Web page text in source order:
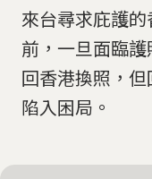
來台尋求庇護
前，一旦面臨
回香港換照，
陷入困局。